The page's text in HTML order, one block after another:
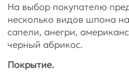
На выбор покупателю
несколько видов шпона
сапели, анегри,
черный абрикос.
Покрытие.